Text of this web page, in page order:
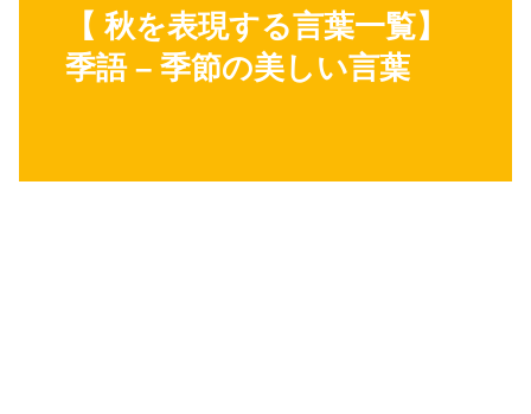
【 秋を表現する言葉一覧】
季語 – 季節の美しい言葉